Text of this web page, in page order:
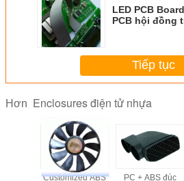
LED PCB
PCB hội đồng
Tiếp tục
Hơn Enclosures điện tử nhựa
Customized ABS PC + ABS đúc